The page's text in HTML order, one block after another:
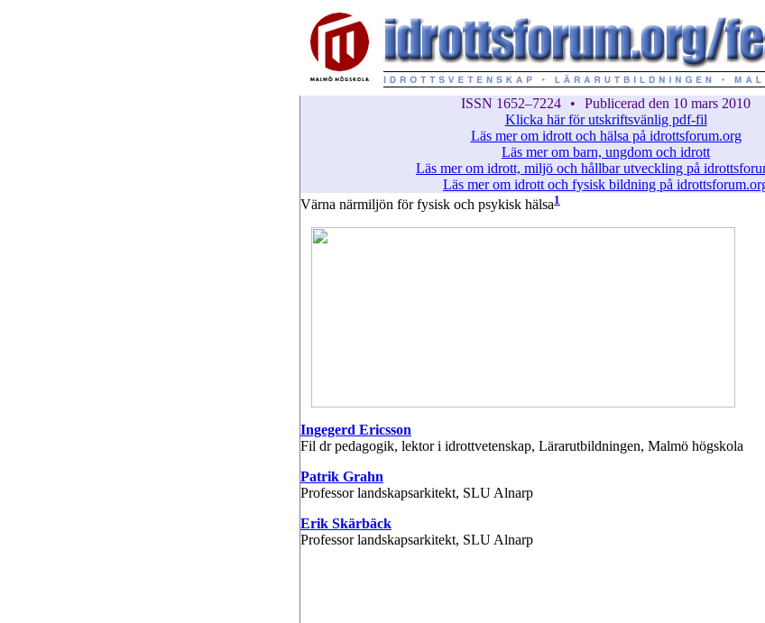
ISSN 1652–7224 •
Publicerad den 10 mars 2010
Klicka här för utskriftsvänlig pdf-fil
Läs mer om idrott och hälsa på idrottsforum.org
Läs mer om barn, ungdom och idrott
Läs mer om idrott, miljö och hållbar utveckling på
Läs mer om idrott och fysisk bildning på
Värna närmiljön för fysisk och psykisk hälsa1
Ingegerd Ericsson
Fil dr pedagogik, lektor i idrottvetenskap, Lärarutbildningen, Malmö högskola
Patrik Grahn
Professor landskapsarkitekt, SLU Alnarp
Erik Skärbäck
Professor landskapsarkitekt, SLU Alnarp